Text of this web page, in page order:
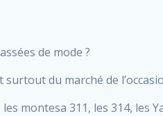
de mode ?
du marché de
montesa 311, les 314, les